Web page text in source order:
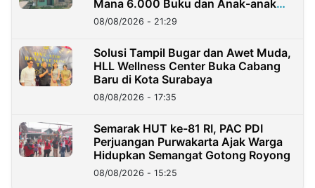
Mana 6.000 Buku dan Anak-anak
Kini?
08/08/2026 - 21:29
Solusi Tampil Bugar dan Awet Muda,
HLL Wellness Center Buka Cabang
Baru di Kota Surabaya
08/08/2026 - 17:35
Semarak HUT ke-81 RI, PAC PDI
Perjuangan Purwakarta Ajak Warga
Hidupkan Semangat Gotong Royong
08/08/2026 - 15:25